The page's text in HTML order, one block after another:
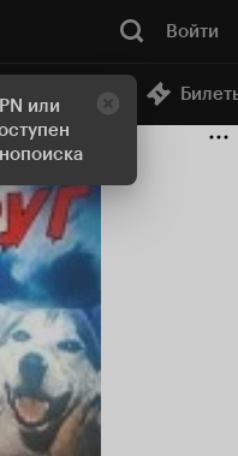
или
Войти
кинотеатр